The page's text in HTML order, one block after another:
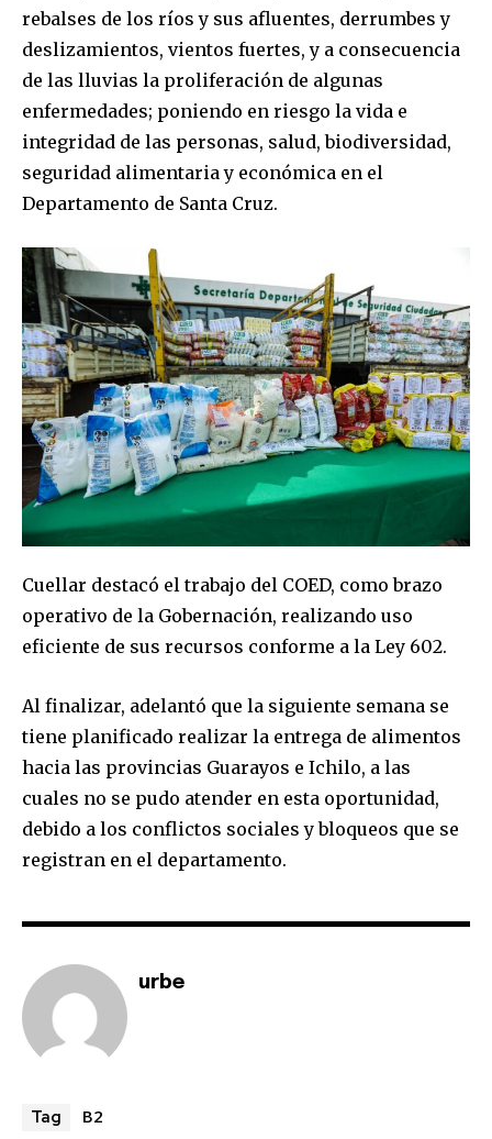
Join our community of
SUBSCRIBERS and be part of the
conversation.
To subscribe, simply enter your email address on our website
or click the subscribe button below. Don't worry, we respect
your privacy and won't spam your inbox. Your information is
SUBSCRIBE
I've read and accept thePrivacy Policy
rebalses de los ríos y sus afluentes, derrumbes y
deslizamientos, vientos fuertes, y a consecuencia
de las lluvias la proliferación de algunas
enfermedades; poniendo en riesgo la vida e
integridad de las personas, salud, biodiversidad,
seguridad alimentaria y económica en el
Departamento de Santa Cruz.
Cuellar destacó el trabajo del COED, como brazo
operativo de la Gobernación, realizando uso
eficiente de sus recursos conforme a la Ley 602.
Al finalizar, adelantó que la siguiente semana se
tiene planificado realizar la entrega de alimentos
hacia las provincias Guarayos e Ichilo, a las
cuales no se pudo atender en esta oportunidad,
debido a los conflictos sociales y bloqueos que se
registran en el departamento.
urbe
Tag B2